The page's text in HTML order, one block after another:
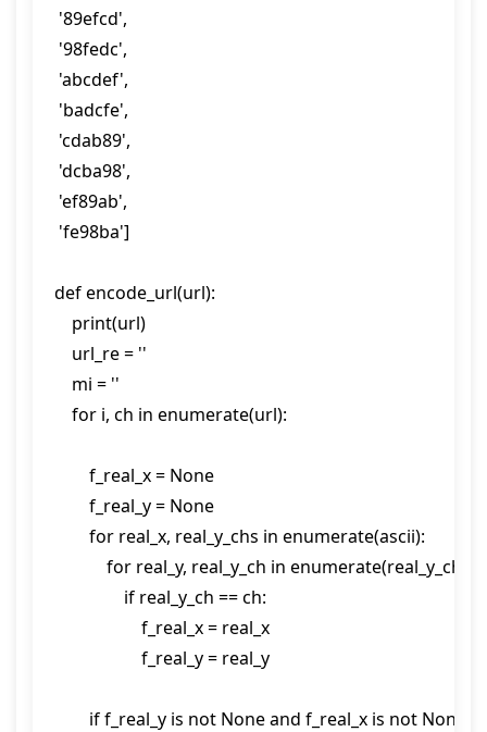
'89efcd',
'98fedc',
'abcdef',
'badcfe',
'cdab89',
'dcba98',
'ef89ab',
'fe98ba']
def encode_url(url):
    print(url)
    url_re = ''
    mi = ''
    for i, ch in enumerate(url):
        f_real_x = None
        f_real_y = None
        for real_x, real_y_chs in enumerate(ascii):
            for real_y, real_y_ch in enumerate(real_y_chs):
                if real_y_ch == ch:
                    f_real_x = real_x
                    f_real_y = real_y
        if f_real_y is not None and f_real_x is not None: